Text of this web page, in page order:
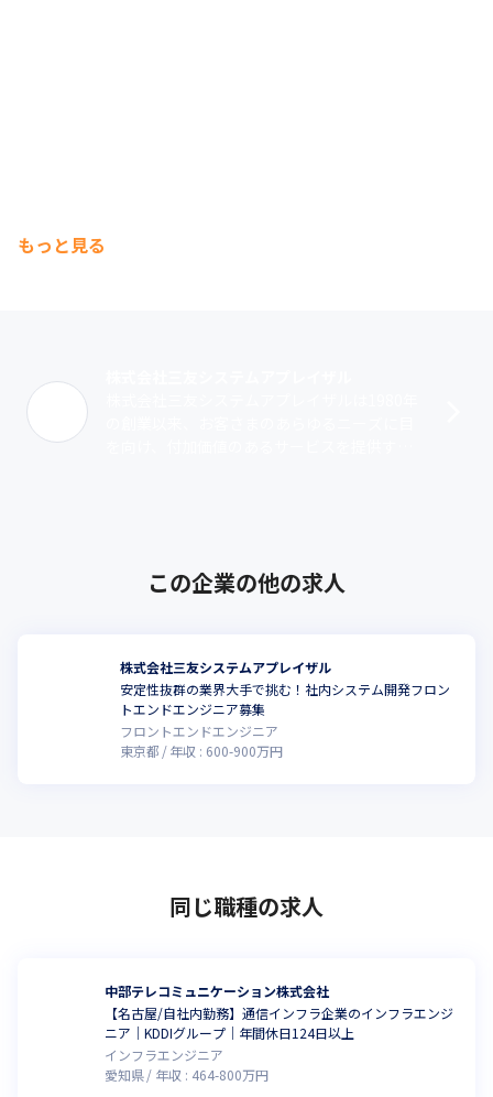
もっと見る
この企業の他の求人
株式会社三友システムアプレイザル
安定性抜群の業界大手で挑む！社内システム開発フロン
トエンドエンジニア募集
フロントエンドエンジニア
東京都
年収 : 600-900万円
同じ職種の求人
中部テレコミュニケーション株式会社
【名古屋/自社内勤務】通信インフラ企業のインフラエンジ
ニア｜KDDIグループ｜年間休日124日以上
インフラエンジニア
愛知県
年収 : 464-800万円